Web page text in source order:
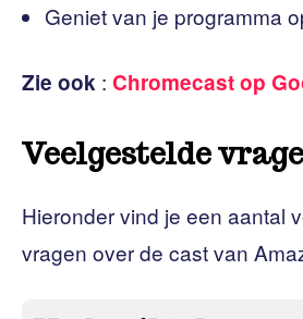
Geniet van je programma
Zie ook : Chromecast op
Veelgestelde
Hieronder vind je een aantal
vragen over de cast van